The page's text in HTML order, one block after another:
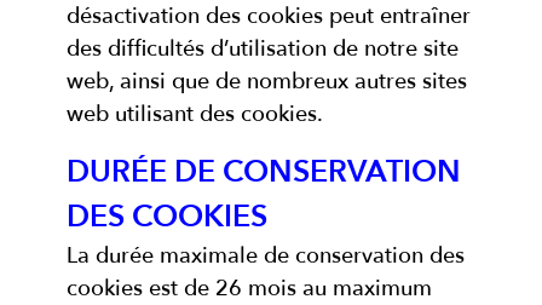
désactivation des cookies peut entraîner
des difficultés d’utilisation de notre site
web, ainsi que de nombreux autres sites
web utilisant des cookies.
DURÉE DE CONSERVATION
DES COOKIES
La durée maximale de conservation des
cookies est de 26 mois au maximum